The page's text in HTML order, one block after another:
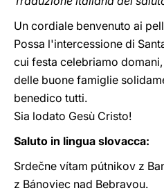
Un cordiale benvenuto ai
Possa l'intercessione di
cui festa celebriamo
delle buone famiglie
benedico tutti.
Sia lodato Gesù Cristo!
Saluto in lingua slovacca:
Srdečne vítam pútnikov z
z Bánoviec nad Bebravou.